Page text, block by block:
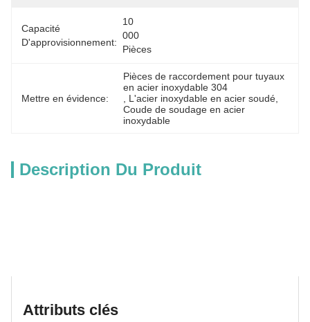
Capacité
D'approvisionnement:
10
000
Pièces
Mettre en évidence:
Pièces de raccordement pour tuyaux
en acier inoxydable 304
L'acier inoxydable en acier soudé
Coude de soudage en acier
inoxydable
Description Du Produit
Attributs clés